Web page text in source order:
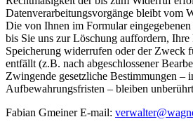
Datenverarbeitungsvorgänge bleibt vom
Die von Ihnen im Formular
bis Sie uns zur Löschung auffordern,
Speicherung widerrufen oder der Zweck
entfällt (z.B. nach abgeschlossener
Zwingende gesetzliche Bestimmungen –
Aufbewahrungsfristen – bleiben
Fabian Gmeiner E-mail: